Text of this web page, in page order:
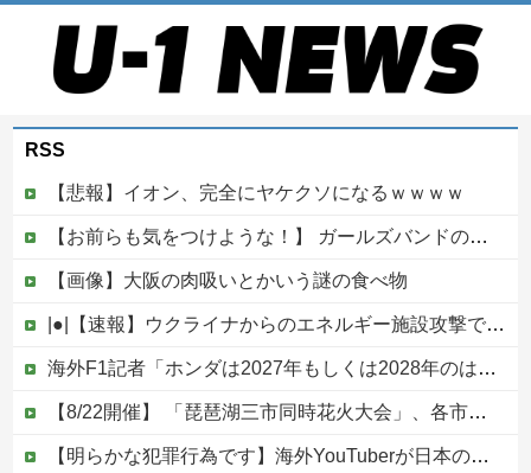
RSS
【悲報】イオン、完全にヤケクソになるｗｗｗｗ
【お前らも気をつけような！】 ガールズバンドのボーカルさん、客席ダイブした結果『こう』なってしまいお気持ち表明してしまう…
【画像】大阪の肉吸いとかいう謎の食べ物
|●|【速報】ウクライナからのエネルギー施設攻撃で窮地のロシアを韓国が助けていたことが判明「韓国で船積みの精製油3万トンがロシア行き」
海外F1記者「ホンダは2027年もしくは2028年のはじめにはF1で再びトップに戻れると確信」他
【8/22開催】 「琵琶湖三市同時花火大会」、各市公式「そんな花火大会は存在しない」→ 高価チケットを購入した人達がSNS阿鼻叫喚
【明らかな犯罪行為です】海外YouTuberが日本の住宅へ不法侵入する動画を投稿